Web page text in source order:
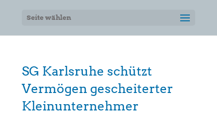
Seite wählen
SG Karlsruhe schützt
Vermögen gescheiterter
Kleinunternehmer